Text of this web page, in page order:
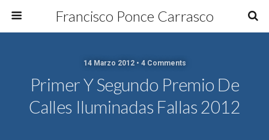
Francisco Ponce Carrasco
14 Marzo 2012 • 4 Comments
Primer Y Segundo Premio De
Calles Iluminadas Fallas 2012